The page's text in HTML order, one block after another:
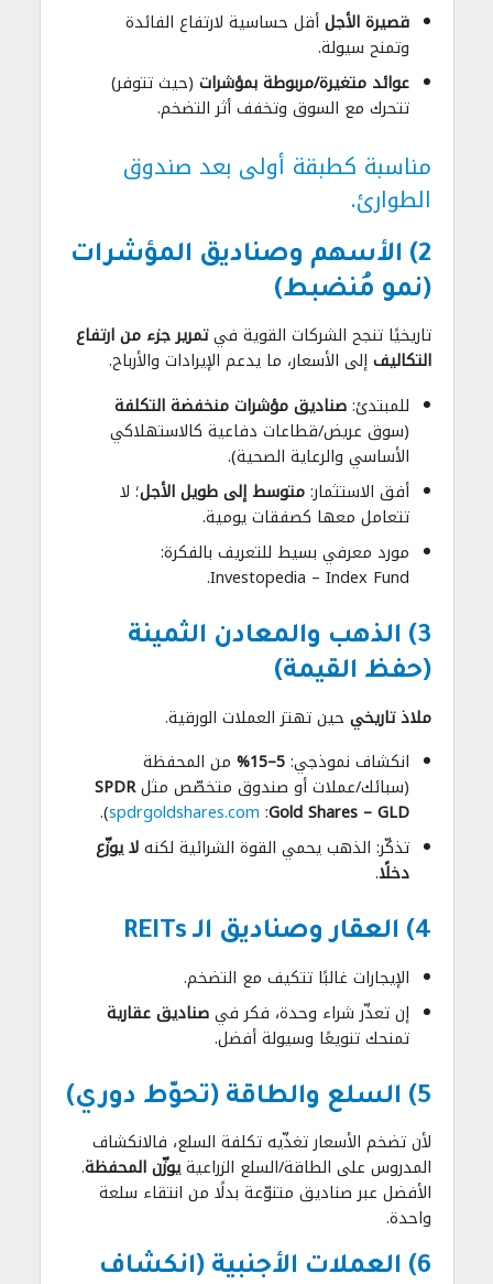
قصيرة الأجلأقل حساسية لارتفاع الفائدة
وتمنح سيولة.
عوائد متغيرة/مربوطة بمؤشرات (حيث تتوفر)
تتحرك مع السوق وتخفف أثر التضخم.
مناسبة كطبقة أولى بعد صندوق
الطوارئ.
2) الأسهم وصناديق المؤشرات
(نمو مُنضبط)
تاريخيًا تنجح الشركات القوية فيتمرير جزء من ارتفاع
التكاليفإلى الأسعار، ما يدعم الإيرادات والأرباح.
للمبتدئ:صناديق مؤشرات منخفضة التكلفة
(سوق عريض/قطاعات دفاعية كالاستهلاكي
الأساسي والرعاية الصحية).
أفق الاستثمار:متوسط إلى طويل الأجل؛ لا
تتعامل معها كصفقات يومية.
مورد معرفي بسيط للتعريف بالفكرة:
Investopedia – Index Fund.
3) الذهب والمعادن الثمينة
(حفظ القيمة)
ملاذ تاريخي حين تهتز العملات الورقية.
انكشاف نموذجي:5–15%
من المحفظة
(سبائك/عملات أو صندوق متخصّص مثلSPDR
Gold Shares – GLD
:
spdrgoldshares.com
).
تذكّر: الذهب يحمي القوة الشرائية لكنهلا يوزّع
دخلًا.
4) العقار وصناديق الـ REITs
الإيجارات غالبًا تتكيف مع التضخم.
إن تعذّر شراء وحدة، فكر فيصناديق عقارية
تمنحك تنويعًا وسيولة أفضل.
5) السلع والطاقة (تحوّط دوري)
لأن تضخم الأسعار تغذّيه تكلفة السلع، فالانكشاف
المدروس على الطاقة/السلع الزراعيةيوزّن المحفظة.
الأفضل عبر صناديق متنوّعة بدلًا من انتقاء سلعة
واحدة.
6) العملات الأجنبية (انكشاف